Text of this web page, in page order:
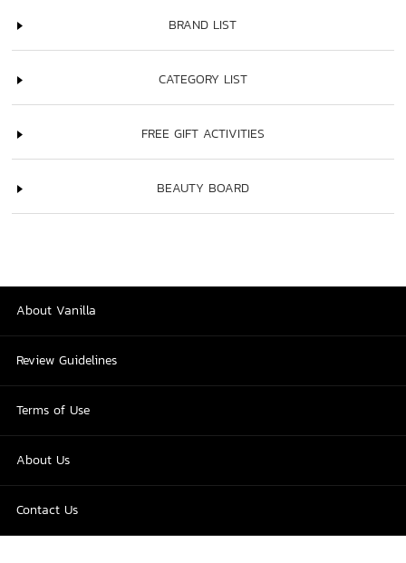
BRAND LIST
CATEGORY LIST
FREE GIFT ACTIVITIES
BEAUTY BOARD
About Vanilla
Review Guidelines
Terms of Use
About Us
Contact Us